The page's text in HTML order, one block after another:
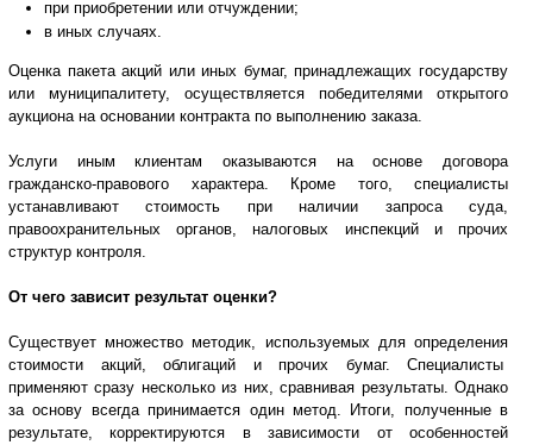
при приобретении или отчуждении;
в иных случаях.
Оценка пакета акций или иных бумаг, принадлежащих государству
или муниципалитету, осуществляется победителями открытого
аукциона на основании контракта по выполнению заказа.
Услуги иным клиентам оказываются на основе договора
гражданско-правового характера. Кроме того, специалисты
устанавливают стоимость при наличии запроса суда,
правоохранительных органов, налоговых инспекций и прочих
структур контроля.
От чего зависит результат оценки?
Существует множество методик, используемых для определения
стоимости акций, облигаций и прочих бумаг. Специалисты
применяют сразу несколько из них, сравнивая результаты. Однако
за основу всегда принимается один метод. Итоги, полученные в
результате, корректируются в зависимости от особенностей